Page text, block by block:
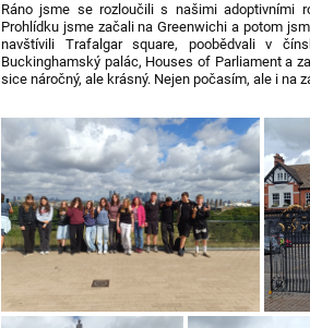
Ráno jsme se rozloučili s našimi adoptivními
Prohlídku jsme začali na Greenwichi a potom
navštívili Trafalgar square, poobědvali v
Buckinghamský palác, Houses of Parliament a
sice náročný, ale krásný. Nejen počasím, ale i na